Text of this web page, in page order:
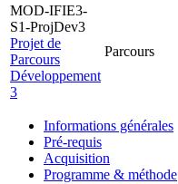
MOD-IFIE3-
S1-ProjDev3
Projet de
Parcours
Développement
3
Parcours
Informations générales
Pré-requis
Acquisition
Programme & méthode